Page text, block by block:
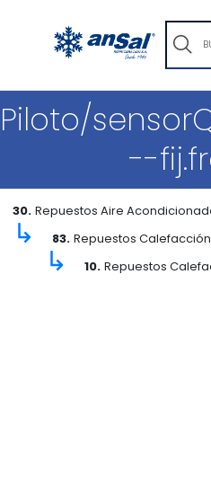
Piloto/
--
30. Repuestos Aire
↳ 83. Repuestos Calefacción
↳ 10. Repuestos